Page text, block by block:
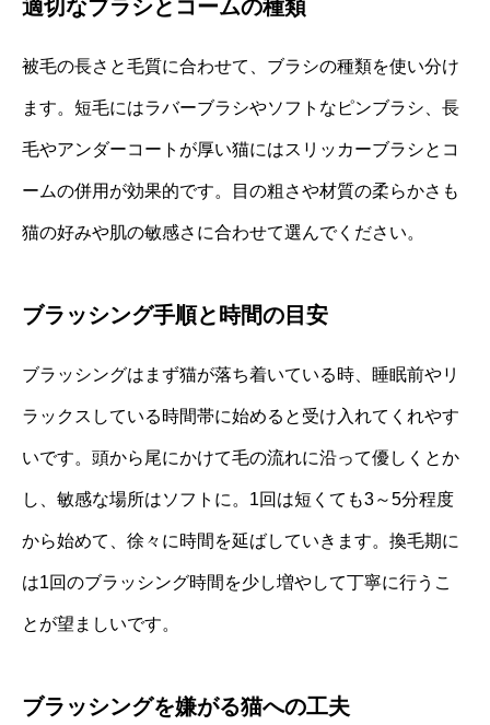
適切なブラシとコームの種類
被毛の長さと毛質に合わせて、ブラシの種類を使い分け
ます。短毛にはラバーブラシやソフトなピンブラシ、長
毛やアンダーコートが厚い猫にはスリッカーブラシとコ
ームの併用が効果的です。目の粗さや材質の柔らかさも
猫の好みや肌の敏感さに合わせて選んでください。
ブラッシング手順と時間の目安
ブラッシングはまず猫が落ち着いている時、睡眠前やリ
ラックスしている時間帯に始めると受け入れてくれやす
いです。頭から尾にかけて毛の流れに沿って優しくとか
し、敏感な場所はソフトに。1回は短くても3～5分程度
から始めて、徐々に時間を延ばしていきます。換毛期に
は1回のブラッシング時間を少し増やして丁寧に行うこ
とが望ましいです。
ブラッシングを嫌がる猫への工夫